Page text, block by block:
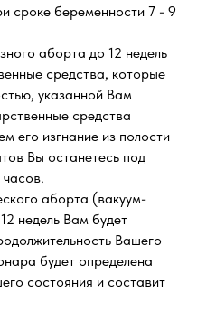
сроке беременности 7 - 9
аборта до 12 недель
средства, которые
указанной Вам
средства
его изгнание из полости
Вы останетесь под
аборта (вакуум-
недель Вам будет
Вашего
будет определена
состояния и составит